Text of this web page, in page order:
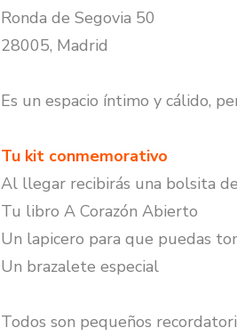
Ronda de Segovia 50
28005, Madrid
Es un espacio íntimo y cálido,
Tu kit conmemorativo
Al llegar recibirás una bolsita
Tu libro A Corazón Abierto
Un lapicero para que puedas
Un brazalete especial
Todos son pequeños